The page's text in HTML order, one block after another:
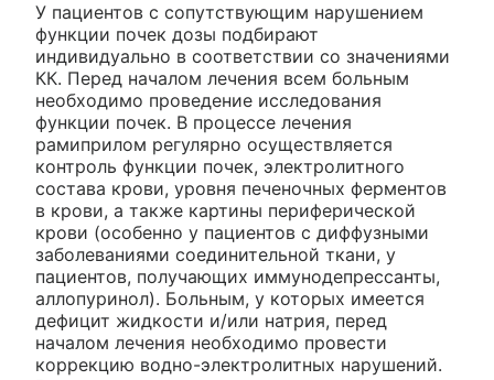
У пациентов с сопутствующим нарушением
функции почек дозы подбирают
индивидуально в соответствии со значениями
КК. Перед началом лечения всем больным
необходимо проведение исследования
функции почек. В процессе лечения
рамиприлом регулярно осуществляется
контроль функции почек, электролитного
состава крови, уровня печеночных ферментов
в крови, а также картины периферической
крови (особенно у пациентов с диффузными
заболеваниями соединительной ткани, у
пациентов, получающих иммунодепрессанты,
аллопуринол). Больным, у которых имеется
дефицит жидкости и/или натрия, перед
началом лечения необходимо провести
коррекцию водно-электролитных нарушений.